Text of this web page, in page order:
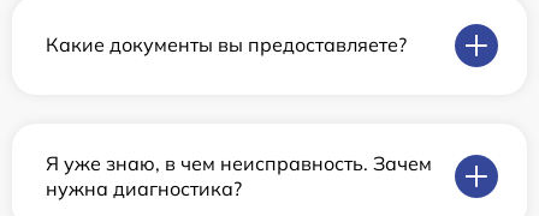
Какие документы вы предоставляете?
Я уже знаю, в чем неисправность. Зачем
нужна диагностика?